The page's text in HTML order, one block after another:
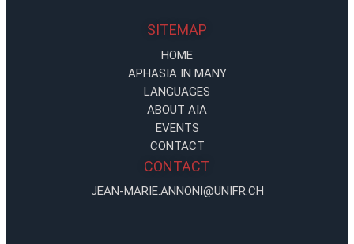
SITEMAP
HOME
APHASIA IN MANY
LANGUAGES
ABOUT AIA
EVENTS
CONTACT
CONTACT
JEAN-MARIE.ANNONI@UNIFR.CH